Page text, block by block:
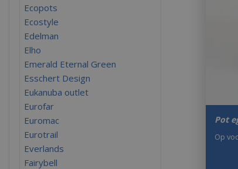
Pot
Op
Ecopots
Ecostyle
Edelman
Elho
Emerald Eternal Green
Esschert Design
Eukanuba outlet
Eurofar
Euromac
Eurotrail
Everlands
Fairybell